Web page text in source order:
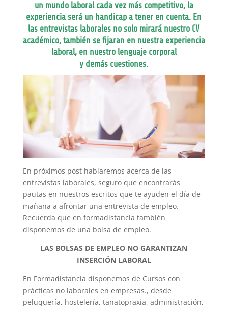
un mundo laboral cada vez más competitivo, la
experiencia será un handicap a tener en cuenta. En
las entrevistas laborales no solo mirará nuestro CV
académico, también se fijaran en nuestra experiencia
laboral, en nuestro lenguaje corporal
y demás cuestiones.
En próximos post hablaremos acerca de las
entrevistas laborales, seguro que encontrarás
pautas en nuestros escritos que te ayuden el día de
mañana a afrontar una entrevista de empleo.
Recuerda que en formadistancia también
disponemos de una bolsa de empleo.
LAS BOLSAS DE EMPLEO NO GARANTIZAN
INSERCIÓN LABORAL
En Formadistancia disponemos de Cursos con
prácticas no laborales en empresas., desde
peluquería, hostelería, tanatopraxia, administración,